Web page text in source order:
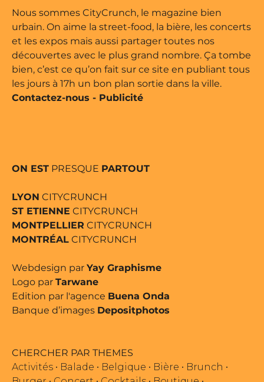
par Buena Onda Web •
Nous sommes CityCrunch, le magazine bien
urbain. On aime la street-food, la bière, les concerts
et les expos mais aussi partager toutes nos
découvertes avec le plus grand nombre. Ça tombe
bien, c’est ce qu’on fait sur ce site en publiant tous
les jours à 17h un bon plan sortie dans la ville.
Contactez-nous - Publicité
ON EST PRESQUE PARTOUT
LYON CITYCRUNCH
ST ETIENNE CITYCRUNCH
MONTPELLIER CITYCRUNCH
MONTRÉAL CITYCRUNCH
Webdesign par Yay Graphisme
Logo par Tarwane
Edition par l'agence Buena Onda
Banque d’images Depositphotos
CHERCHER PAR THEMES
Activités • Balade • Belgique • Bière • Brunch •